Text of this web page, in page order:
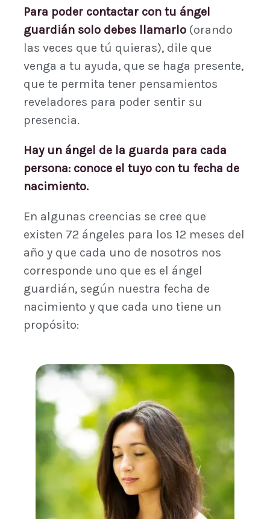
Para poder contactar con tu ángel
guardián solo debes llamarlo (orando
las veces que tú quieras), dile que
venga a tu ayuda, que se haga presente,
que te permita tener pensamientos
reveladores para poder sentir su
presencia.
Hay un ángel de la guarda para cada
persona: conoce el tuyo con tu fecha de
nacimiento.
En algunas creencias se cree que
existen 72 ángeles para los 12 meses del
año y que cada uno de nosotros nos
corresponde uno que es el ángel
guardián, según nuestra fecha de
nacimiento y que cada uno tiene un
propósito: